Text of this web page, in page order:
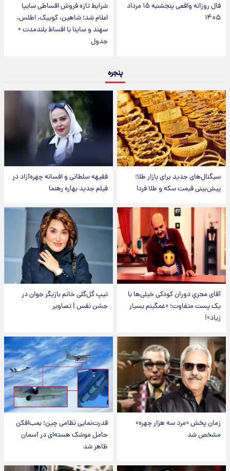
فال روزانه واقعی پنجشنبه ۱۵ مرداد
۱۴۰۵
شرایط تازه فروش اقساطی سایپا
اعلام شد؛ شاهین، کوییک، اطلس،
سهند و ساینا با اقساط بلندمدت +
جدول
پنجره
سیگنال‌های جدید برای بازار طلا؛
پیش‌بینی قیمت سکه و طلا فردا
فقیهه سلطانی و افسانه چهره‌آزاد در
فیلم جدید بهاره رهنما
آقای مجریِ دوران کودکی خیلی‌ها با
یک پست متفاوت؛ «غمگینم بسیار
زیاد»!
تیپ گل‌گلی خانم بازیگر جوان در
جشن نفس | تصاویر
زمان پخش «مرد سه هزار چهره»
مشخص شد
قدرت‌نمایی نظامی چین؛ بمب‌افکن
حامل موشک هسته‌ای در آسمان
ظاهر شد